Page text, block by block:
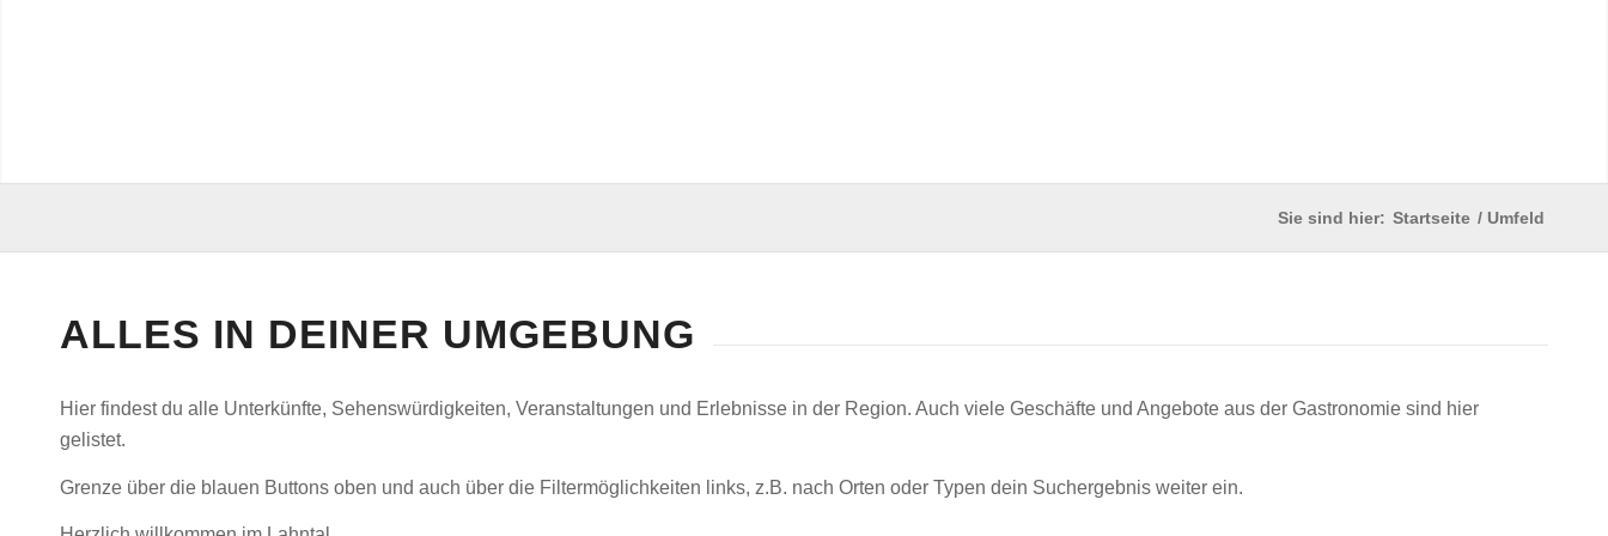
Sie sind hier: Startseite / Umfeld
ALLES IN DEINER UMGEBUNG
Hier findest du alle Unterkünfte, Sehenswürdigkeiten, Veranstaltungen und Erlebnisse in der Region. Auch viele Geschäfte und Angebote aus der Gastronomie sind hier
gelistet.
Grenze über die blauen Buttons oben und auch über die Filtermöglichkeiten links, z.B. nach Orten oder Typen dein Suchergebnis weiter ein.